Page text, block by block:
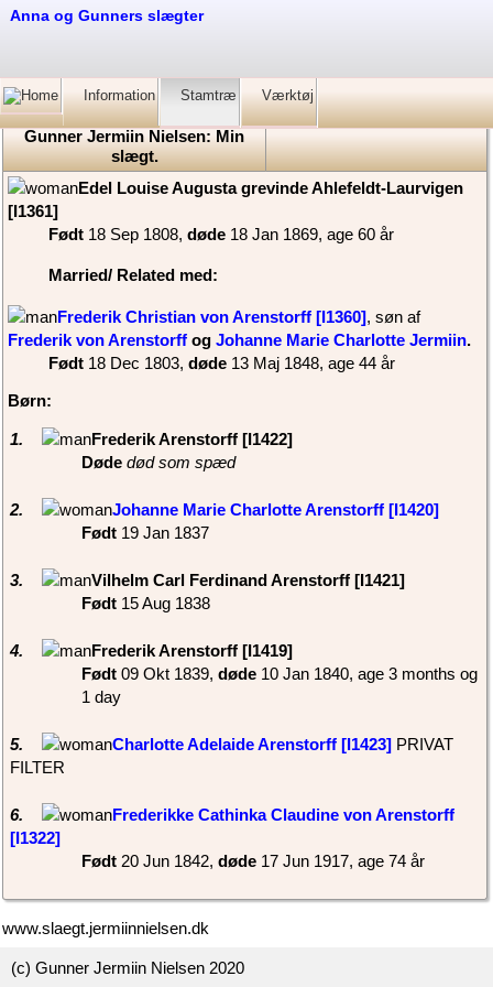
Anna og Gunners slægter
Information Stamtræ Værktøj
Gunner Jermiin Nielsen: Min
slægt.
‎Edel Louise Augusta grevinde Ahlefeldt-Laurvigen‏‎
[I1361]‎
Født ‎18 Sep 1808, døde ‎18 Jan 1869‎, age 60 år
Married/ Related med:
Frederik Christian von Arenstorff‏‎ [I1360], søn af
Frederik von Arenstorff og Johanne Marie Charlotte Jermiin‏.
Født ‎18 Dec 1803, døde ‎13 Maj 1848‎, age 44 år
Børn:
1.
‎Frederik Arenstorff‏‎ [I1422]‎
Døde død som spæd
2.
Johanne Marie Charlotte Arenstorff‏‎ [I1420]
Født ‎19 Jan 1837‎
3.
‎Vilhelm Carl Ferdinand Arenstorff‏‎ [I1421]‎
Født ‎15 Aug 1838‎
4.
‎Frederik Arenstorff‏‎ [I1419]‎
Født ‎09 Okt 1839, døde ‎10 Jan 1840‎, age 3 months og
1 day
5. Charlotte Adelaide Arenstorff‏‎ [I1423] PRIVAT
FILTER
6.
Frederikke Cathinka Claudine von Arenstorff‏‎
[I1322]
Født ‎20 Jun 1842, døde ‎17 Jun 1917‎, age 74 år
www.slaegt.jermiinnielsen.dk
(c) Gunner Jermiin Nielsen 2020